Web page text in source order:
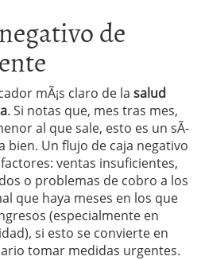
de
mÃ¡s claro de la salud
. Si notas que, mes tras mes,
al que sale, esto es un sÃ­
bien. Un flujo de caja negativo
ventas insuficientes,
o problemas de cobro a los
que haya meses en los que
(especialmente en
si esto se convierte en
tomar medidas urgentes.